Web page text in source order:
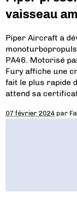
vaisseau
Piper Aircraft a
PA46. Motorisé
Fury affiche une
fait le plus rapide
attend sa
07 février 2024 par